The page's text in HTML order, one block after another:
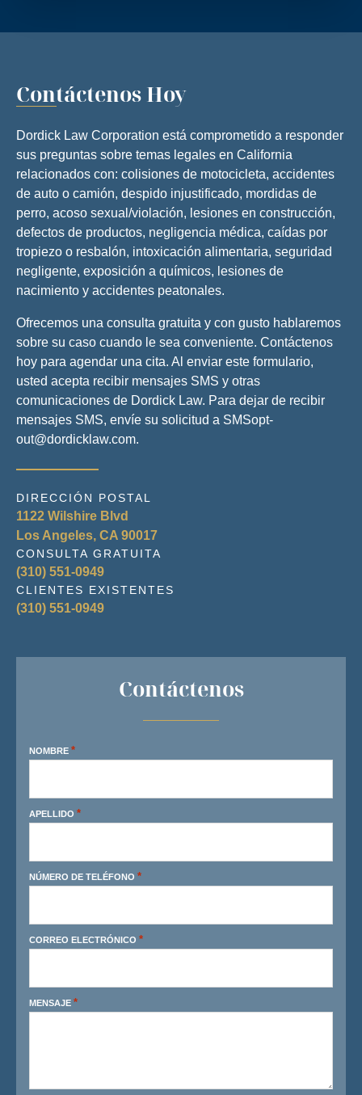
Contáctenos Hoy
Dordick Law Corporation está comprometido a responder
sus preguntas sobre temas legales en California
relacionados con: colisiones de motocicleta, accidentes
de auto o camión, despido injustificado, mordidas de
perro, acoso sexual/violación, lesiones en construcción,
defectos de productos, negligencia médica, caídas por
tropiezo o resbalón, intoxicación alimentaria, seguridad
negligente, exposición a químicos, lesiones de
nacimiento y accidentes peatonales.
Ofrecemos una consulta gratuita y con gusto hablaremos
sobre su caso cuando le sea conveniente. Contáctenos
hoy para agendar una cita. Al enviar este formulario,
usted acepta recibir mensajes SMS y otras
comunicaciones de Dordick Law. Para dejar de recibir
mensajes SMS, envíe su solicitud a SMSopt-
out@dordicklaw.com.
DIRECCIÓN POSTAL
1122 Wilshire Blvd
Los Angeles, CA 90017
CONSULTA GRATUITA
(310) 551-0949
CLIENTES EXISTENTES
(310) 551-0949
Contáctenos
NOMBRE *
APELLIDO *
NÚMERO DE TELÉFONO *
CORREO ELECTRÓNICO *
MENSAJE *